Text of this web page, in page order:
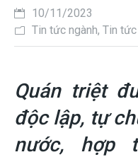
10/11/2023
Tin tức ngành, Tin tức
Quán triệt
độc lập, tự
nước, hợp